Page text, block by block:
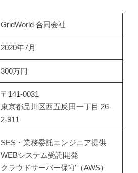
GridWorld 合同会社
2020年7月
300万円
〒141-0031
東京都品川区西五反田一丁目 26-
2-911
SES・業務委託エンジニア提供
WEBシステム受託開発
クラウドサーバー保守（AWS）